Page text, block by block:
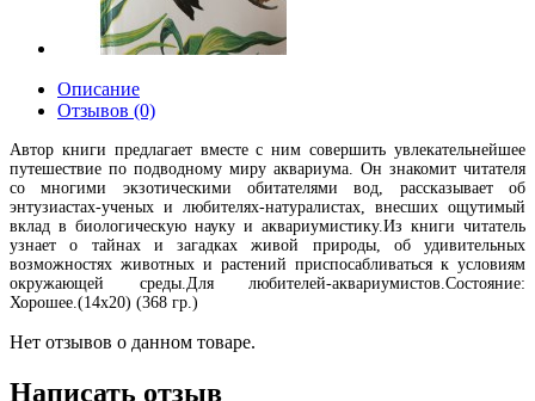
Описание
Отзывов (0)
Автор книги предлагает вместе с ним совершить увлекательнейшее
путешествие по подводному миру аквариума. Он знакомит читателя
со многими экзотическими обитателями вод, рассказывает об
энтузиастах-ученых и любителях-натуралистах, внесших ощутимый
вклад в биологическую науку и аквариумистику.Из книги читатель
узнает о тайнах и загадках живой природы, об удивительных
возможностях животных и растений приспосабливаться к условиям
окружающей среды.Для любителей-аквариумистов.Состояние:
Хорошее.(14х20) (368 гр.)
Нет отзывов о данном товаре.
Написать отзыв